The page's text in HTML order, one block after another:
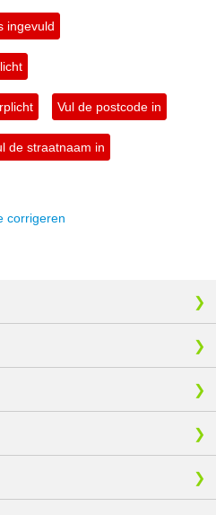
ingevuld
Vul de postcode in
de straatnaam in
corrigeren